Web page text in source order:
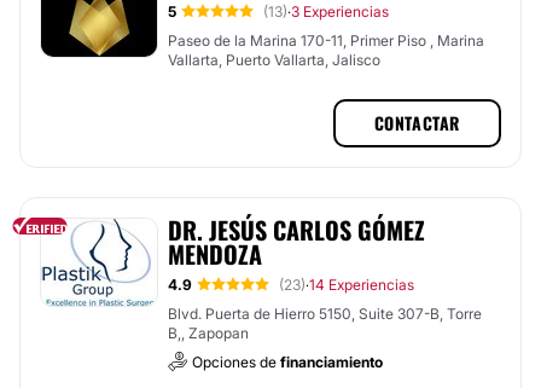
5 (13)·3 Experiencias
Paseo de la Marina 170-11, Primer Piso , Marina
Vallarta, Puerto Vallarta, Jalisco
CONTACTAR
DR. JESÚS CARLOS GÓMEZ
MENDOZA
4.9 (23)·14 Experiencias
Blvd. Puerta de Hierro 5150, Suite 307-B, Torre
B,, Zapopan
Opciones de financiamiento